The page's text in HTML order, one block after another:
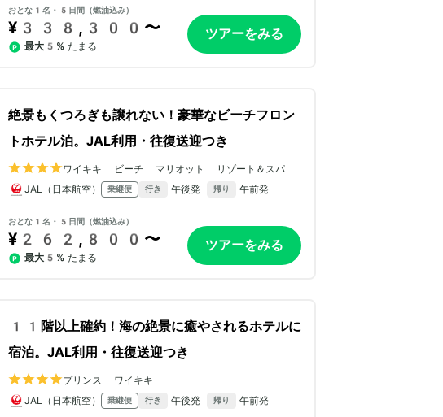
おとな1名・5日間（燃油込み）
¥338,300〜
最大5% たまる
ツアーをみる
絶景もくつろぎも譲れない！豪華なビーチフロン
トホテル泊。JAL利用・往復送迎つき
ワイキキ ビーチ マリオット リゾート＆スパ
JAL（日本航空）
乗継便 行き 午後発 帰り 午前発
おとな1名・5日間（燃油込み）
¥262,800〜
最大5% たまる
ツアーをみる
11階以上確約！海の絶景に癒やされるホテルに
宿泊。JAL利用・往復送迎つき
プリンス ワイキキ
JAL（日本航空）
乗継便 行き 午後発 帰り 午前発